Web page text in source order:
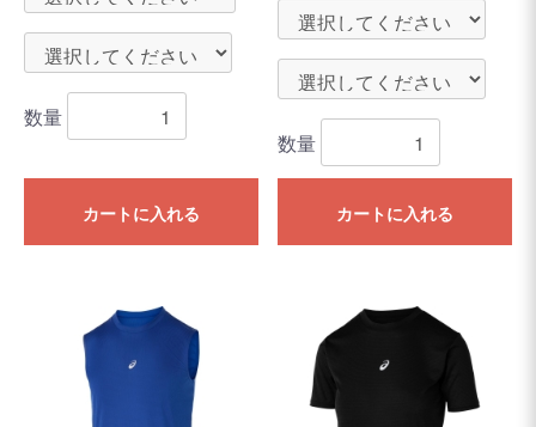
数量
カートに入れる
数量
カートに入れる